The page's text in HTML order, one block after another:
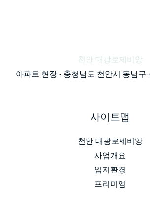
천안 대광로제비앙
아파트 현장 - 충청남도 천안시 동남구
사이트맵
천안 대광로제비앙
사업개요
입지환경
프리미엄